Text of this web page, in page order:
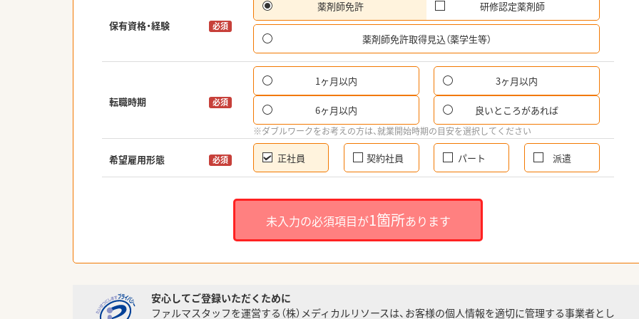
保有資格・経験 必須
薬剤師免許 研修認定薬剤師
薬剤師免許取得見込（薬学生等）
転職時期 必須
1ヶ月以内 3ヶ月以内
6ヶ月以内 良いところがあれば
※ダブルワークをお考えの方は、就業開始時期の目安を選択してください
希望雇用形態 必須 正社員 契約社員 パート 派遣
未入力の必須項目が1箇所あります
安心してご登録いただくために
ファルマスタッフを運営する（株）メディカルリソースは、お客様の個人情報を適切に管理する事業者とし